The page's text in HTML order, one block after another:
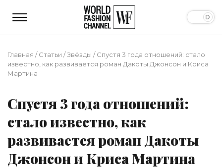
Главная /Статьи /Звёзды /Спустя 3 года отношений: стало
известно, как развивается роман Дакоты Джонсон и Криса
Мартина
Спустя 3 года отношений:
стало известно, как
развивается роман Дакоты
Джонсон и Криса Мартина